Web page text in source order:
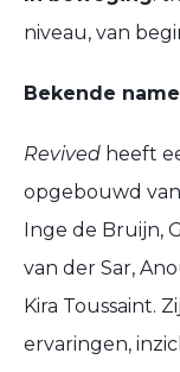
niveau, van
Bekende
Revived heeft
opgebouwd
Inge de Bruijn,
van der Sar,
Kira Toussaint.
ervaringen,